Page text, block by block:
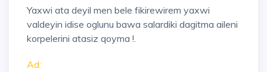
Yaxwi ata deyil men bele fikirewirem yaxwi
valdeyin idise oglunu bawa salardiki dagitma aileni
korpelerini atasiz qoyma !.
Ad: